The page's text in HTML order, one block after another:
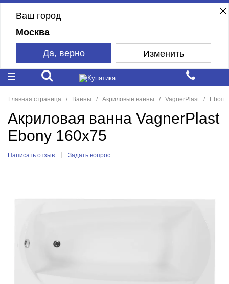
Ваш город
Москва
Да, верно Изменить
Главная страница Ванны Акриловые ванны VagnerPlast Ebony
Акриловая ванна VagnerPlast
Ebony 160x75
Написать отзыв Задать вопрос